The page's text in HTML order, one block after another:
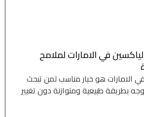
في الامارات لملامح
الامارات هو خيار مناسب لمن تبحث
بطريقة طبيعية ومتوازنة دون تغيير